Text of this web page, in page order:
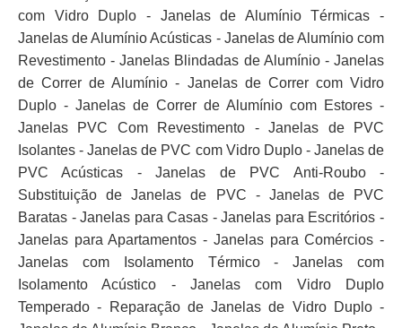
com Vidro Duplo - Janelas de Alumínio Térmicas -
Janelas de Alumínio Acústicas - Janelas de Alumínio com
Revestimento - Janelas Blindadas de Alumínio - Janelas
de Correr de Alumínio - Janelas de Correr com Vidro
Duplo - Janelas de Correr de Alumínio com Estores -
Janelas PVC Com Revestimento - Janelas de PVC
Isolantes - Janelas de PVC com Vidro Duplo - Janelas de
PVC Acústicas - Janelas de PVC Anti-Roubo -
Substituição de Janelas de PVC - Janelas de PVC
Baratas - Janelas para Casas - Janelas para Escritórios -
Janelas para Apartamentos - Janelas para Comércios -
Janelas com Isolamento Térmico - Janelas com
Isolamento Acústico - Janelas com Vidro Duplo
Temperado - Reparação de Janelas de Vidro Duplo -